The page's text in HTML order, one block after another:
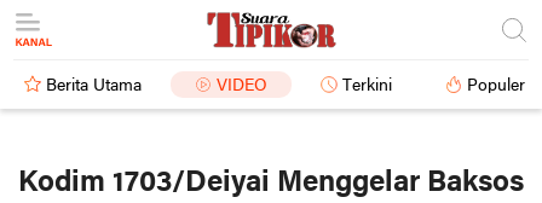
Berita Utama VIDEO Terkini Populer
Kodim 1703/Deiyai Menggelar Baksos